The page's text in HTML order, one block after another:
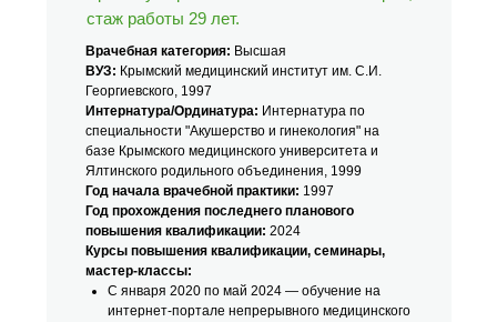
стаж работы 29 лет.
Врачебная категория: Высшая
ВУЗ: Крымский медицинский институт им. С.И.
Георгиевского, 1997
Интернатура/Ординатура: Интернатура по
специальности "Акушерство и гинекология" на
базе Крымского медицинского университета и
Ялтинского родильного объединения, 1999
Год начала врачебной практики: 1997
Год прохождения последнего планового
повышения квалификации: 2024
Курсы повышения квалификации, семинары,
мастер-классы:
С января 2020 по май 2024 — обучение на
интернет-портале непрерывного медицинского